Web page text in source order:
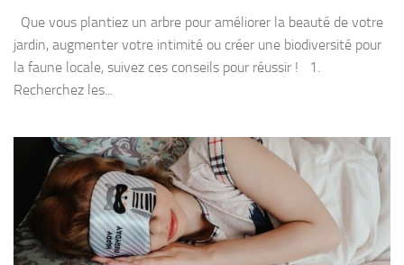
Que vous plantiez un arbre pour améliorer la beauté de votre
jardin, augmenter votre intimité ou créer une biodiversité pour
la faune locale, suivez ces conseils pour réussir ! 1.
Recherchez les...